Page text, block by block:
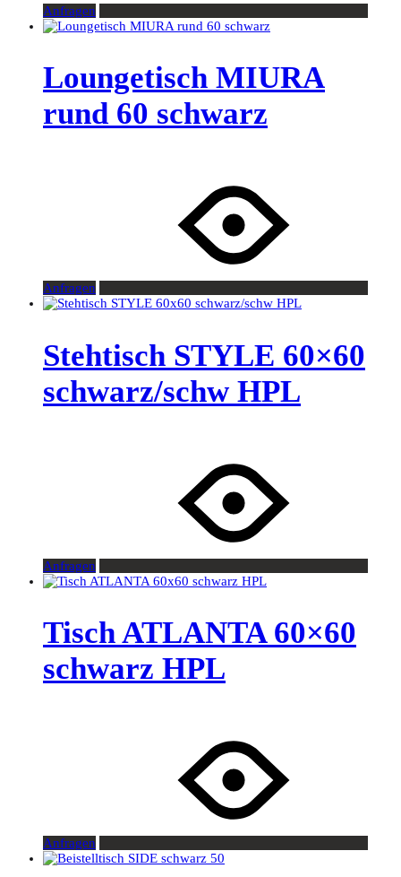
Anfragen
Loungetisch MIURA
rund 60 schwarz
Anfragen
Stehtisch STYLE 60×60
schwarz/schw HPL
Anfragen
Tisch ATLANTA 60×60
schwarz HPL
Anfragen